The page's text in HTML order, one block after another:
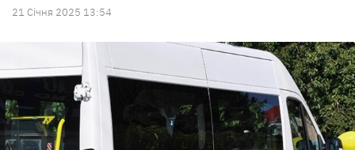
21 Сiчня 2025 13:54